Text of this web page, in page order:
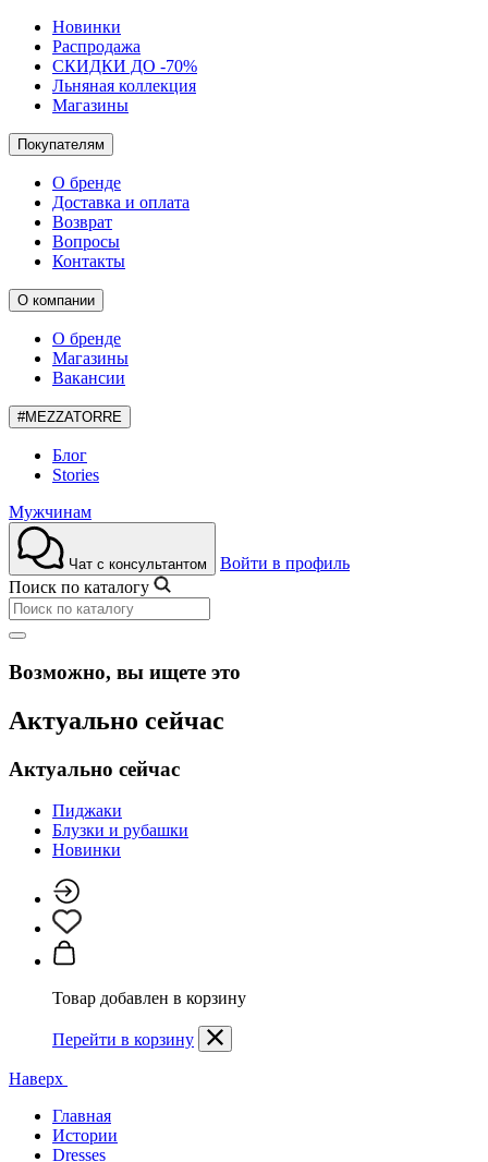
Новинки
Распродажа
СКИДКИ ДО -70%
Льняная коллекция
Магазины
Покупателям
О бренде
Доставка и оплата
Возврат
Вопросы
Контакты
О компании
О бренде
Магазины
Вакансии
#MEZZATORRE
Блог
Stories
Мужчинам
Чат с консультантом
Войти в профиль
Поиск по каталогу
Возможно, вы ищете это
Актуально сейчас
Актуально сейчас
Пиджаки
Блузки и рубашки
Новинки
Товар добавлен в корзину
Перейти в корзину
Наверх
Главная
Истории
Dresses